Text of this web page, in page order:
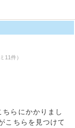
11件）
らにかかりまし
こちらを見つけて